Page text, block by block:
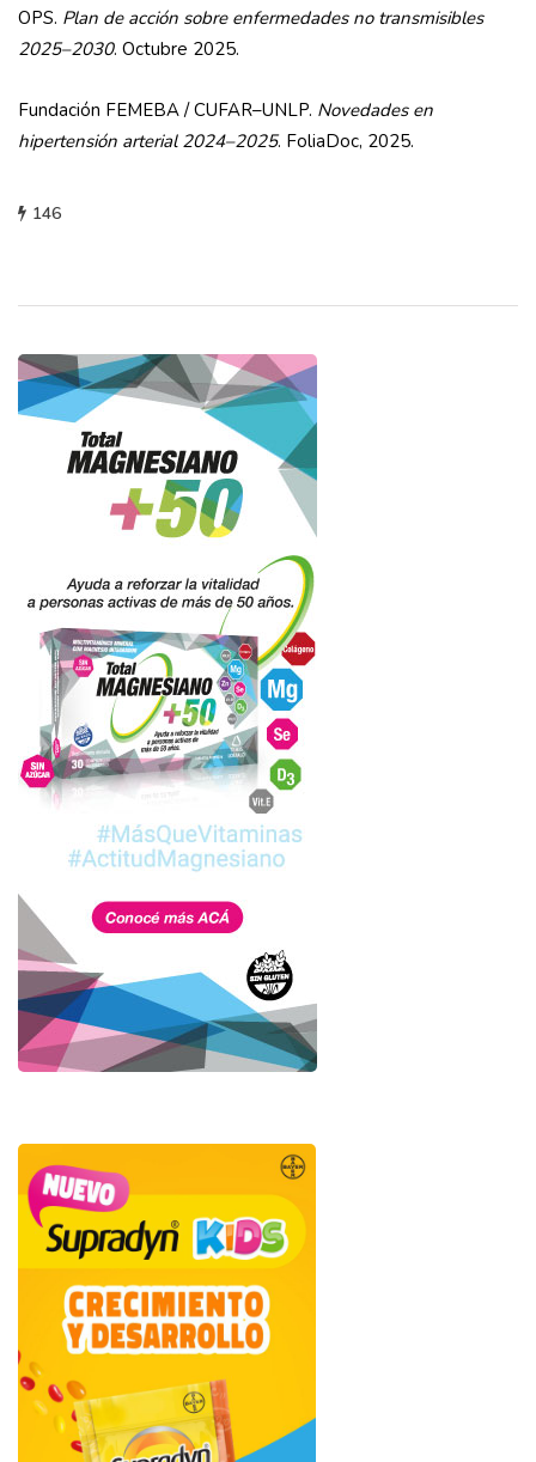
OPS. Plan de acción sobre enfermedades no transmisibles
2025–2030. Octubre 2025.
Fundación FEMEBA / CUFAR–UNLP. Novedades en
hipertensión arterial 2024–2025. FoliaDoc, 2025.
146